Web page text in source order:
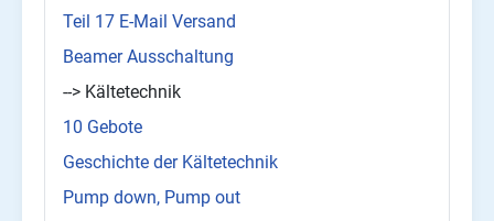
Teil 17 E-Mail Versand
Beamer Ausschaltung
--> Kältetechnik
10 Gebote
Geschichte der Kältetechnik
Pump down, Pump out